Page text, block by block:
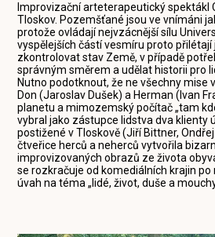
Improvizační arteterapeutický spektákl
Tloskov. Pozemšťané jsou ve vnímáni
protože ovládají nejvzácnější sílu
vyspělejších částí vesmíru proto přilétají
zkontrolovat stav Země, v případě
správným směrem a udělat historii pro
Nutno podotknout, že ne všechny mise
Don (Jaroslav Dušek) a Herman (Ivan
planetu a mimozemský počítač „tam
vybral jako zástupce lidstva dva klienty
postižené v Tloskově (Jiří Bittner,
čtveřice herců a neherců vytvořila
improvizovaných obrazů ze života
se rozkračuje od komediálních krajin
úvah na téma „lidé, život, duše a